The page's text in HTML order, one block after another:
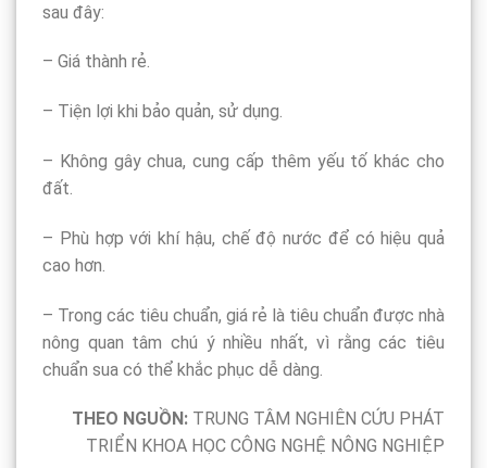
sau đây:
– Giá thành rẻ.
– Tiện lợi khi bảo quản, sử dụng.
– Không gây chua, cung cấp thêm yếu tố khác cho
đất.
– Phù hợp với khí hậu, chế độ nước để có hiệu quả
cao hơn.
– Trong các tiêu chuẩn, giá rẻ là tiêu chuẩn được nhà
nông quan tâm chú ý nhiều nhất, vì rằng các tiêu
chuẩn sua có thể khắc phục dễ dàng.
THEO NGUỒN: TRUNG TÂM NGHIÊN CỨU PHÁT
TRIỂN KHOA HỌC CÔNG NGHỆ NÔNG NGHIỆP